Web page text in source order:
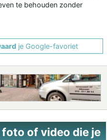
te behouden zonder
je Google-favoriet
foto of video die je